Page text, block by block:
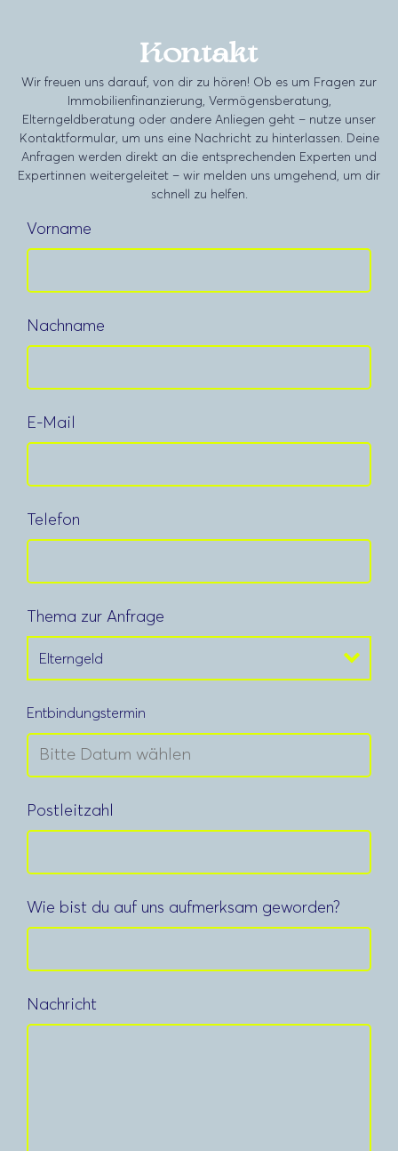
Kontakt
Wir freuen uns darauf, von dir zu hören! Ob es um Fragen zur
Immobilienfinanzierung, Vermögensberatung,
Elterngeldberatung oder andere Anliegen geht – nutze unser
Kontaktformular, um uns eine Nachricht zu hinterlassen. Deine
Anfragen werden direkt an die entsprechenden Experten und
Expertinnen weitergeleitet – wir melden uns umgehend, um dir
schnell zu helfen.
Vorname
Nachname
E-Mail
Telefon
Thema zur Anfrage
Entbindungstermin
Postleitzahl
Wie bist du auf uns aufmerksam geworden?
Nachricht